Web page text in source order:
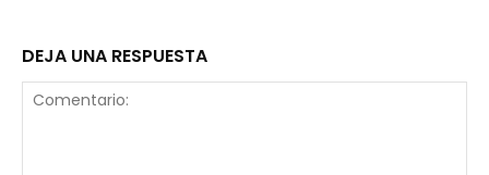
DEJA UNA RESPUESTA